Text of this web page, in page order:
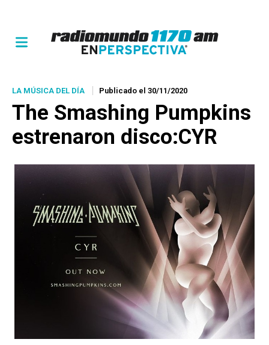
LA MÚSICA DEL DÍA Publicado el 30/11/2020
The Smashing Pumpkins
estrenaron disco:CYR